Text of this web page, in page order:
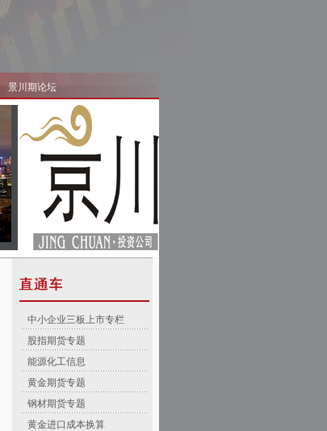
景川期论坛
中小企业三板上市专栏
股指期货专题
能源化工信息
黄金期货专题
钢材期货专题
黄金进口成本换算